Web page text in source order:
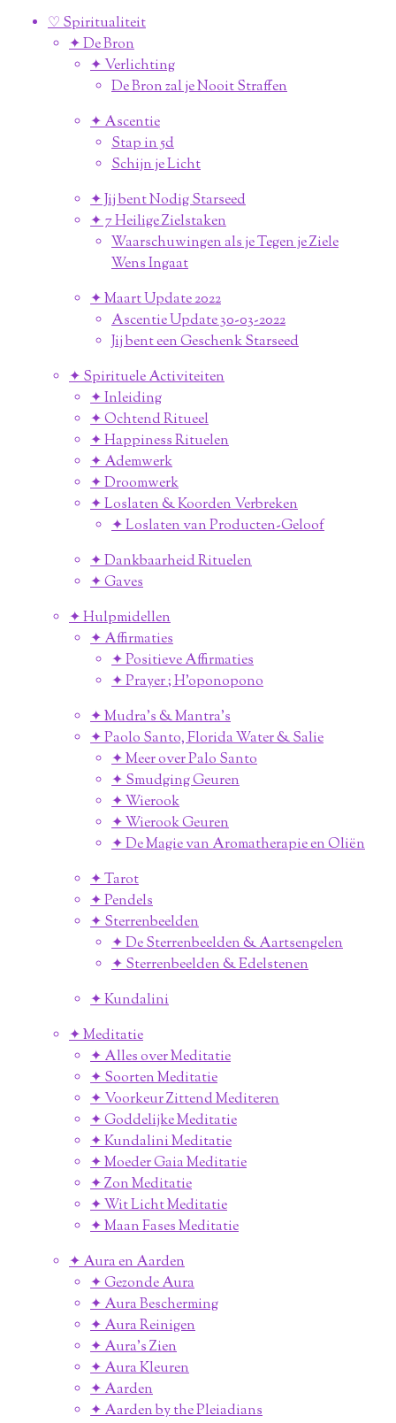
♡ Spiritualiteit
✦ De Bron
✦ Verlichting
De Bron zal je Nooit Straffen
✦ Ascentie
Stap in 5d
Schijn je Licht
✦ Jij bent Nodig Starseed
✦ 7 Heilige Zielstaken
Waarschuwingen als je Tegen je Ziele
Wens Ingaat
✦ Maart Update 2022
Ascentie Update 30-03-2022
Jij bent een Geschenk Starseed
✦ Spirituele Activiteiten
✦ Inleiding
✦ Ochtend Ritueel
✦ Happiness Rituelen
✦ Ademwerk
✦ Droomwerk
✦ Loslaten & Koorden Verbreken
✦ Loslaten van Producten-Geloof
✦ Dankbaarheid Rituelen
✦ Gaves
✦ Hulpmidellen
✦ Affirmaties
✦ Positieve Affirmaties
✦ Prayer ; H'oponopono
✦ Mudra's & Mantra's
✦ Paolo Santo, Florida Water & Salie
✦ Meer over Palo Santo
✦ Smudging Geuren
✦ Wierook
✦ Wierook Geuren
✦ De Magie van Aromatherapie en Oliën
✦ Tarot
✦ Pendels
✦ Sterrenbeelden
✦ De Sterrenbeelden & Aartsengelen
✦ Sterrenbeelden & Edelstenen
✦ Kundalini
✦ Meditatie
✦ Alles over Meditatie
✦ Soorten Meditatie
✦ Voorkeur Zittend Mediteren
✦ Goddelijke Meditatie
✦ Kundalini Meditatie
✦ Moeder Gaia Meditatie
✦ Zon Meditatie
✦ Wit Licht Meditatie
✦ Maan Fases Meditatie
✦ Aura en Aarden
✦ Gezonde Aura
✦ Aura Bescherming
✦ Aura Reinigen
✦ Aura's Zien
✦ Aura Kleuren
✦ Aarden
✦ Aarden by the Pleiadians